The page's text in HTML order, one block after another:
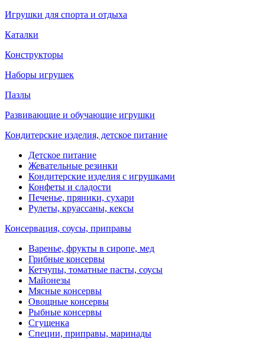
Игрушки для спорта и отдыха
Каталки
Конструкторы
Наборы игрушек
Пазлы
Развивающие и обучающие игрушки
Кондитерские изделия, детское питание
Детское питание
Жевательные резинки
Кондитерские изделия с игрушками
Конфеты и сладости
Печенье, пряники, сухари
Рулеты, круассаны, кексы
Консервация, соусы, приправы
Варенье, фрукты в сиропе, мед
Грибные консервы
Кетчупы, томатные пасты, соусы
Майонезы
Мясные консервы
Овощные консервы
Рыбные консервы
Сгущенка
Специи, приправы, маринады